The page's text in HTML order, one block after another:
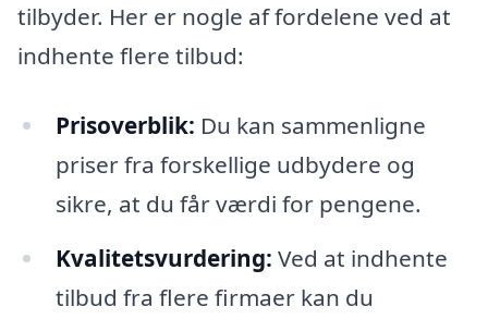
tilbyder. Her er nogle af fordelene ved at
indhente flere tilbud:
Prisoverblik: Du kan sammenligne
priser fra forskellige udbydere og
sikre, at du får værdi for pengene.
Kvalitetsvurdering: Ved at indhente
tilbud fra flere firmaer kan du